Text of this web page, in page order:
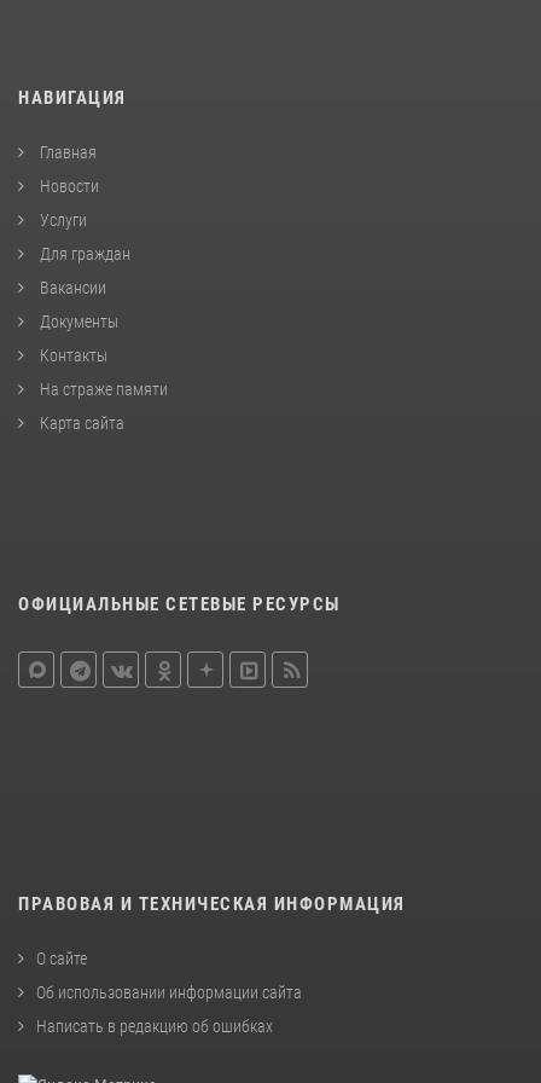
НАВИГАЦИЯ
Главная
Новости
Услуги
Для граждан
Вакансии
Документы
Контакты
На страже памяти
Карта сайта
ОФИЦИАЛЬНЫЕ СЕТЕВЫЕ РЕСУРСЫ
ПРАВОВАЯ И ТЕХНИЧЕСКАЯ ИНФОРМАЦИЯ
О сайте
Об использовании информации сайта
Написать в редакцию об ошибках